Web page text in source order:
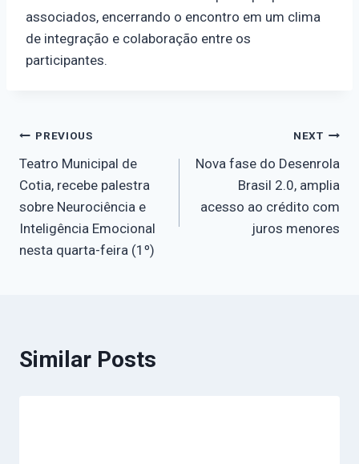
associados, encerrando o encontro em um clima
de integração e colaboração entre os
participantes.
PREVIOUS
Teatro Municipal de
Cotia, recebe palestra
sobre Neurociência e
Inteligência Emocional
nesta quarta-feira (1º)
NEXT
Nova fase do Desenrola
Brasil 2.0, amplia
acesso ao crédito com
juros menores
Similar Posts